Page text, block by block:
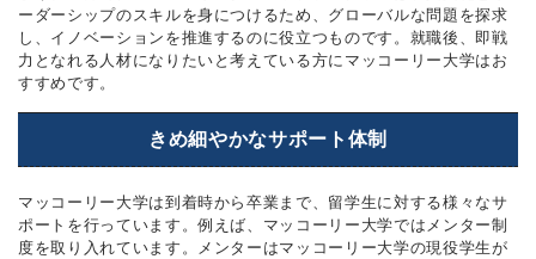
ーダーシップのスキルを身につけるため、グローバルな問題を探求
し、イノベーションを推進するのに役立つものです。就職後、即戦
力となれる人材になりたいと考えている方にマッコーリー大学はお
すすめです。
きめ細やかなサポート体制
マッコーリー大学は到着時から卒業まで、留学生に対する様々なサ
ポートを行っています。例えば、マッコーリー大学ではメンター制
度を取り入れています。メンターはマッコーリー大学の現役学生が